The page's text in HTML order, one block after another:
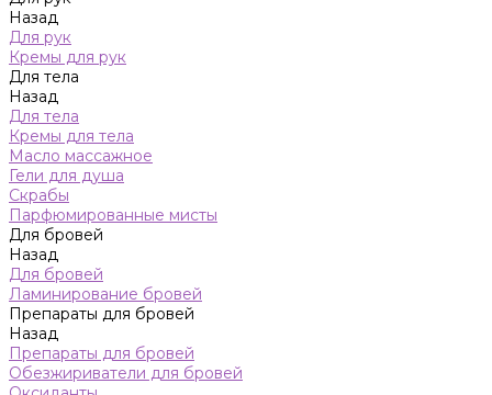
Назад
Для рук
Кремы для рук
Для тела
Назад
Для тела
Кремы для тела
Масло массажное
Гели для душа
Скрабы
Парфюмированные мисты
Для бровей
Назад
Для бровей
Ламинирование бровей
Препараты для бровей
Назад
Препараты для бровей
Обезжириватели для бровей